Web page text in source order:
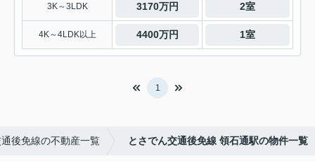
3K～3LDK 3170万円 2室
4K～4LDK以上 4400万円 1室
1
後免線の不動産一覧 とさでん交通後免線 領石通駅の物件一覧